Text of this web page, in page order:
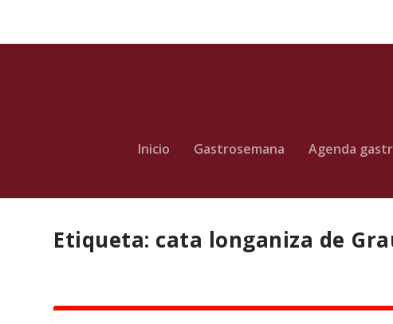
Inicio Gastrosemana Agenda
Etiqueta: cata longaniza de